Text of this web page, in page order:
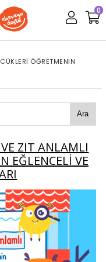
0
ÖĞRETMENİN
Ara
ZIT ANLAMLI
EĞLENCELİ VE